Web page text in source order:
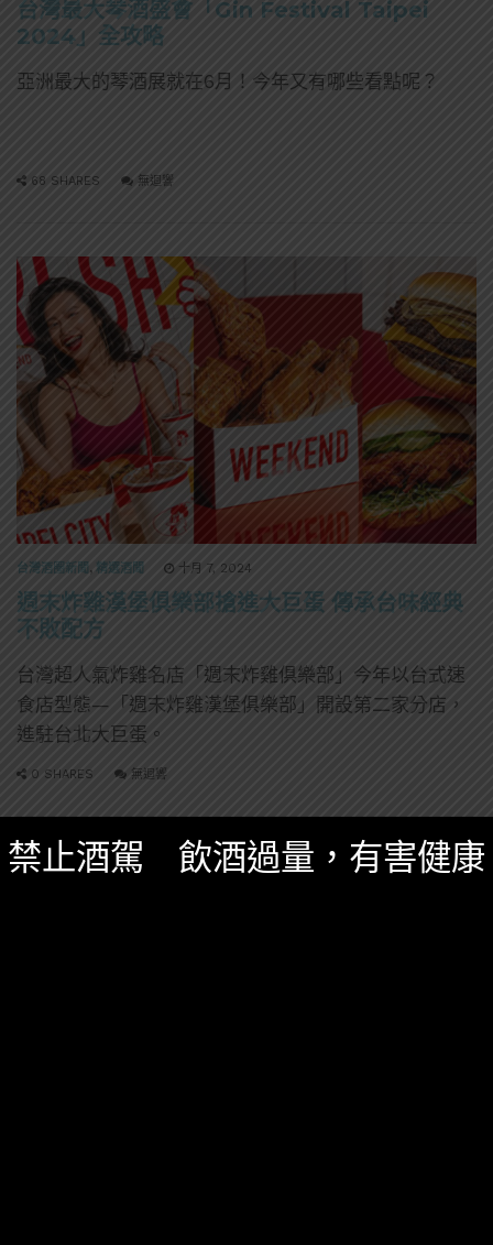
台灣最大琴酒盛會「Gin Festival Taipei
2024」全攻略
亞洲最大的琴酒展就在6月！今年又有哪些看點呢？
68 SHARES 無迴響
台灣酒圈新聞 , 精選酒聞 十月 7, 2024
週末炸雞漢堡俱樂部搶進大巨蛋 傳承台味經典
不敗配方
台灣超人氣炸雞名店「週末炸雞俱樂部」今年以台式速
食店型態—「週末炸雞漢堡俱樂部」開設第二家分店，
進駐台北大巨蛋。
0 SHARES 無迴響
威士忌 麥卡倫
禁止酒駕 飲酒過量，有害健康